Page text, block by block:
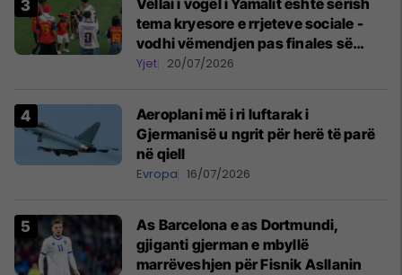
Vëllai i vogël i Yamalit është sërish
tema kryesore e rrjeteve sociale -
vodhi vëmendjen pas finales së
Kupës së Botës
Yjet 20/07/2026
Aeroplani më i ri luftarak i
Gjermanisë u ngrit për herë të parë
në qiell
Evropa 16/07/2026
As Barcelona e as Dortmundi,
gjiganti gjerman e mbyllë
marrëveshjen për Fisnik Asllanin